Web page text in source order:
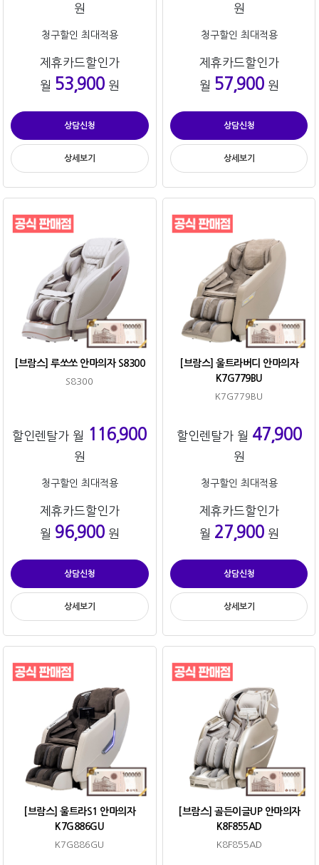
원
청구할인 최대적용
제휴카드할인가
월 53,900원
상담신청
상세보기
원
청구할인 최대적용
제휴카드할인가
월 57,900원
상담신청
상세보기
[브람스] 루쏘쏘 안마의자 S8300
S8300
할인렌탈가 월 116,900
원
청구할인 최대적용
제휴카드할인가
월 96,900원
상담신청
상세보기
[브람스] 울트라버디 안마의자
K7G779BU
K7G779BU
할인렌탈가 월 47,900
원
청구할인 최대적용
제휴카드할인가
월 27,900원
상담신청
상세보기
[브람스] 울트라S1 안마의자
K7G886GU
K7G886GU
[브람스] 골든이글UP 안마의자
K8F855AD
K8F855AD